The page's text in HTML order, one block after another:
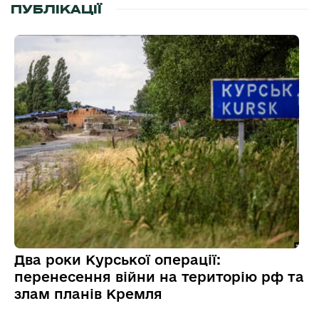
ПУБЛІКАЦІЇ
Два роки Курської операції:
перенесення війни на територію рф та
злам планів Кремля